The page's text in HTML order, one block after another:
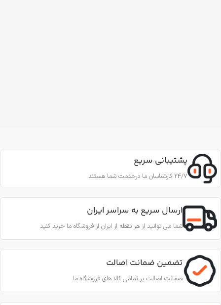
پشتیبانی سریع
24/7 کارشناسان ما درخدمت شما هستند
ارسال سریع به سراسر ایران
شما می توانید از هر نقطه از ایران از فروشگاه ما خرید کنید
تضمین ضمانت اصالت
ضمانت اصالت بر تمامی کالا های فروشگاه ما